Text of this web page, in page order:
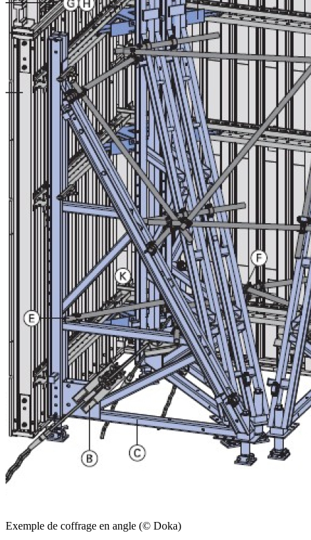
Exemple de coffrage en angle (© Doka)